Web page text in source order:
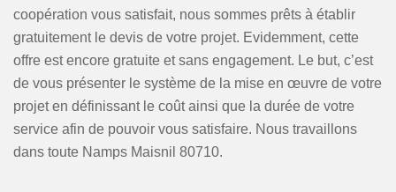
coopération vous satisfait, nous sommes prêts à établir
gratuitement le devis de votre projet. Evidemment, cette
offre est encore gratuite et sans engagement. Le but, c’est
de vous présenter le système de la mise en œuvre de votre
projet en définissant le coût ainsi que la durée de votre
service afin de pouvoir vous satisfaire. Nous travaillons
dans toute Namps Maisnil 80710.